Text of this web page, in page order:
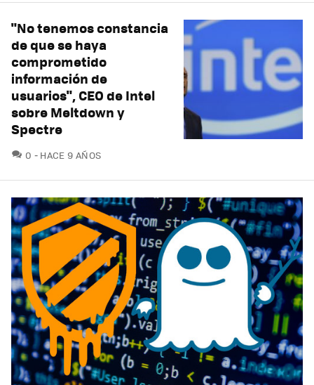
"No tenemos constancia
de que se haya
comprometido
información de
usuarios", CEO de Intel
sobre Meltdown y
Spectre
0 COMENTARIOS
HACE 9 AÑOS